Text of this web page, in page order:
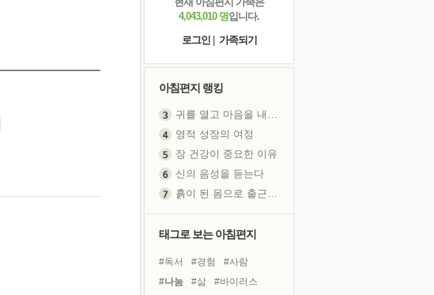
4,043,010 명입니다.
로그인
가족되기
아침편지 랭킹
귀를 열고 마음을 내어주고
영적 성장의 여정
장 건강이 중요한 이유
신의 음성을 듣는다
흙이 된 몸으로 출근하는 여자
태그로 보는 아침편지
#독서 #경험
#사람
#나눔
#삶
#바이러스